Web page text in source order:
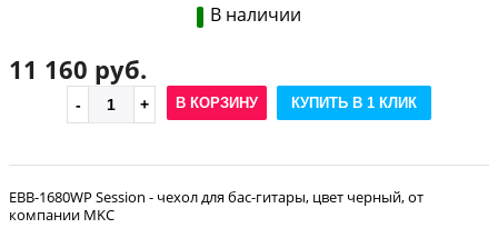
В наличии
11 160 руб.
В КОРЗИНУ КУПИТЬ В 1 КЛИК
EBB-1680WP Session - чехол для бас-гитары, цвет черный, от
компании MKC